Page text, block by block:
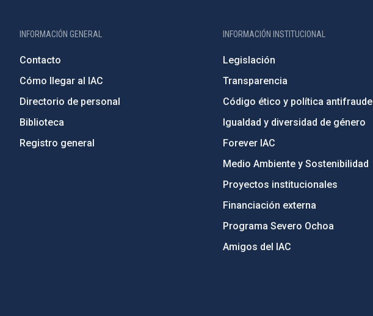
INFORMACIÓN GENERAL
Contacto
Cómo llegar al IAC
Directorio de personal
Biblioteca
Registro general
INFORMACIÓN INSTITUCIONAL
Legislación
Transparencia
Código ético y política antifraude
Igualdad y diversidad de género
Forever IAC
Medio Ambiente y Sostenibilidad
Proyectos institucionales
Financiación externa
Programa Severo Ochoa
Amigos del IAC